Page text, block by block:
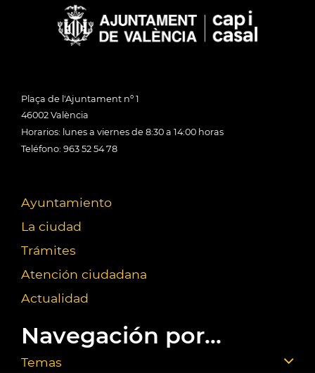
Plaça de l'Ajuntament nº 1
46002 València
Horarios: lunes a viernes de 8:30 a 14:00 horas
Teléfono: 963 52 54 78
Ayuntamiento
La ciudad
Trámites
Atención ciudadana
Actualidad
Navegación por...
Temas